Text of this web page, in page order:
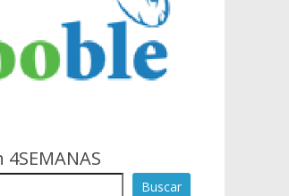
Buscar